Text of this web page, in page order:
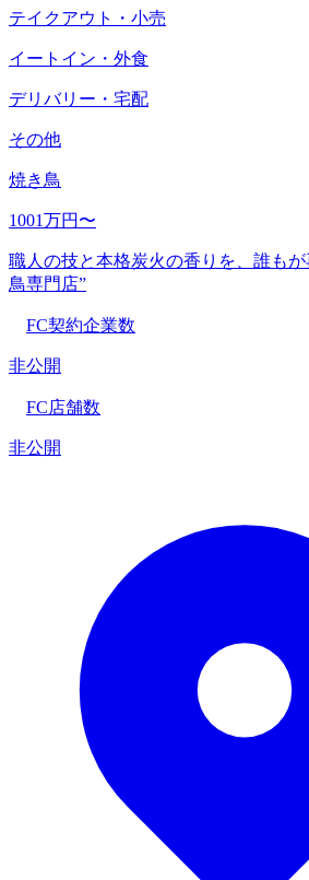
テイクアウト・小売
イートイン・外食
デリバリー・宅配
その他
焼き鳥
1001万円〜
職人の技と本格炭火の香りを、誰も
鳥専門店”
FC契約企業数
非公開
FC店舗数
非公開